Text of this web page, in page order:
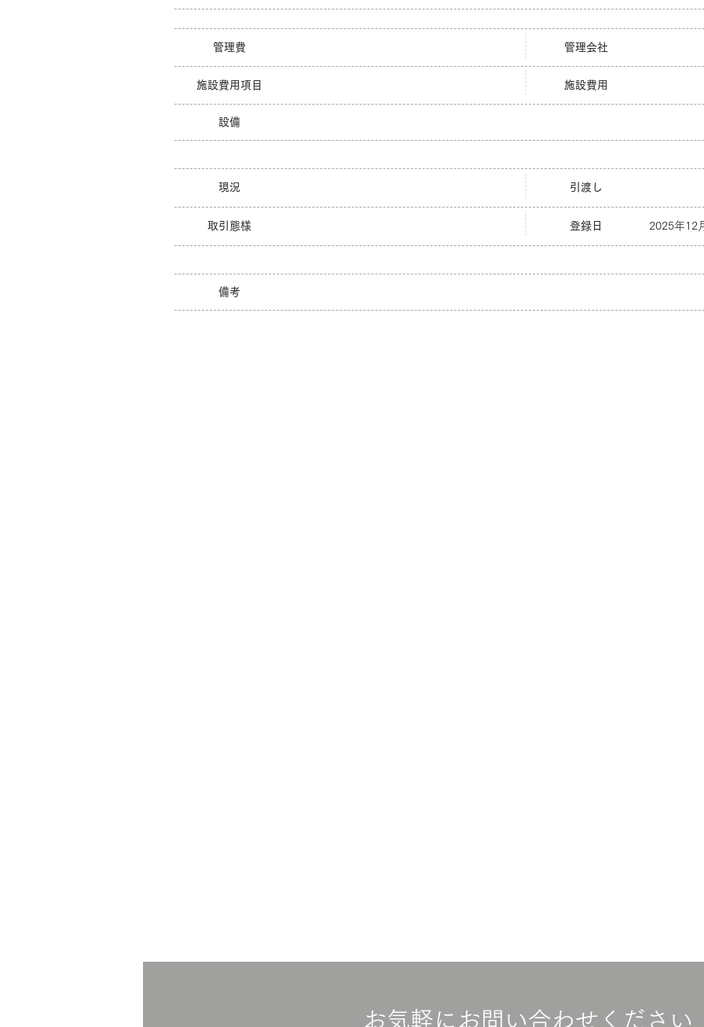
管理費 管理会社
施設費用項目 施設費用
設備
現況 引渡し
取引態様 登録日 2025年12
備考
お気軽にお問い合わせください